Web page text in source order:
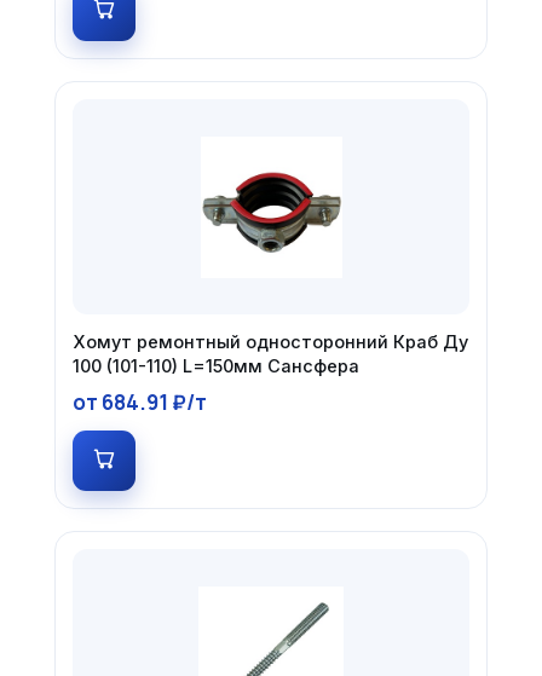
Хомут ремонтный односторонний Краб Ду
100 (101-110) L=150мм Сансфера
от 684.91 ₽/т